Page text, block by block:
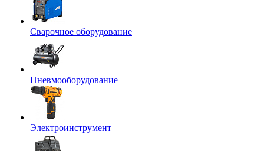
Сварочное оборудование
Пневмооборудование
Электроинструмент